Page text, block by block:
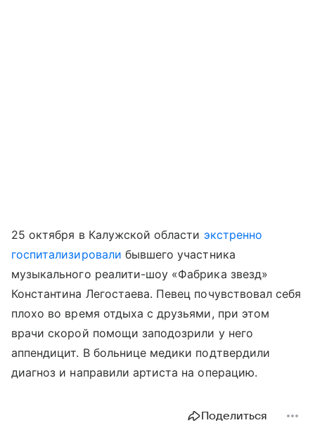
25 октября в Калужской области экстренно
госпитализировали бывшего участника
музыкального реалити-шоу «Фабрика звезд»
Константина Легостаева. Певец почувствовал себя
плохо во время отдыха с друзьями, при этом
врачи скорой помощи заподозрили у него
аппендицит. В больнице медики подтвердили
диагноз и направили артиста на операцию.
Поделиться